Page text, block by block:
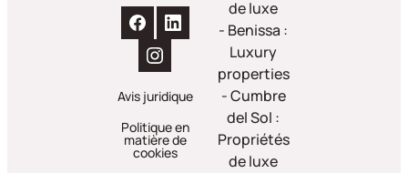
Avis juridique
Politique en
matière de
cookies
de luxe
- Benissa :
Luxury
properties
- Cumbre
del Sol :
Propriétés
de luxe